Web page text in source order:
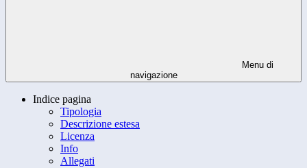
Menu di
navigazione
Indice pagina
Tipologia
Descrizione estesa
Licenza
Info
Allegati